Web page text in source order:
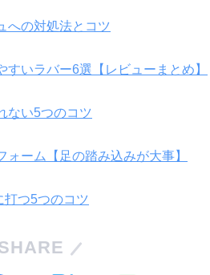
への対処法とコツ
いラバー6選【レビューまとめ】
ない5つのコツ
ーム【足の踏み込みが大事】
打つ5つのコツ